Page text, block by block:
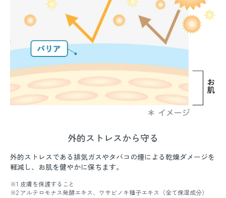
外的ストレスから守る
外的ストレスである排気ガスやタバコの煙による乾燥ダメージを
軽減し、お肌を健やかに保ちます。
※1 皮膚を保護すること
※2 アルテロモナス発酵エキス、ワサビノキ種子エキス（全て保湿成分）